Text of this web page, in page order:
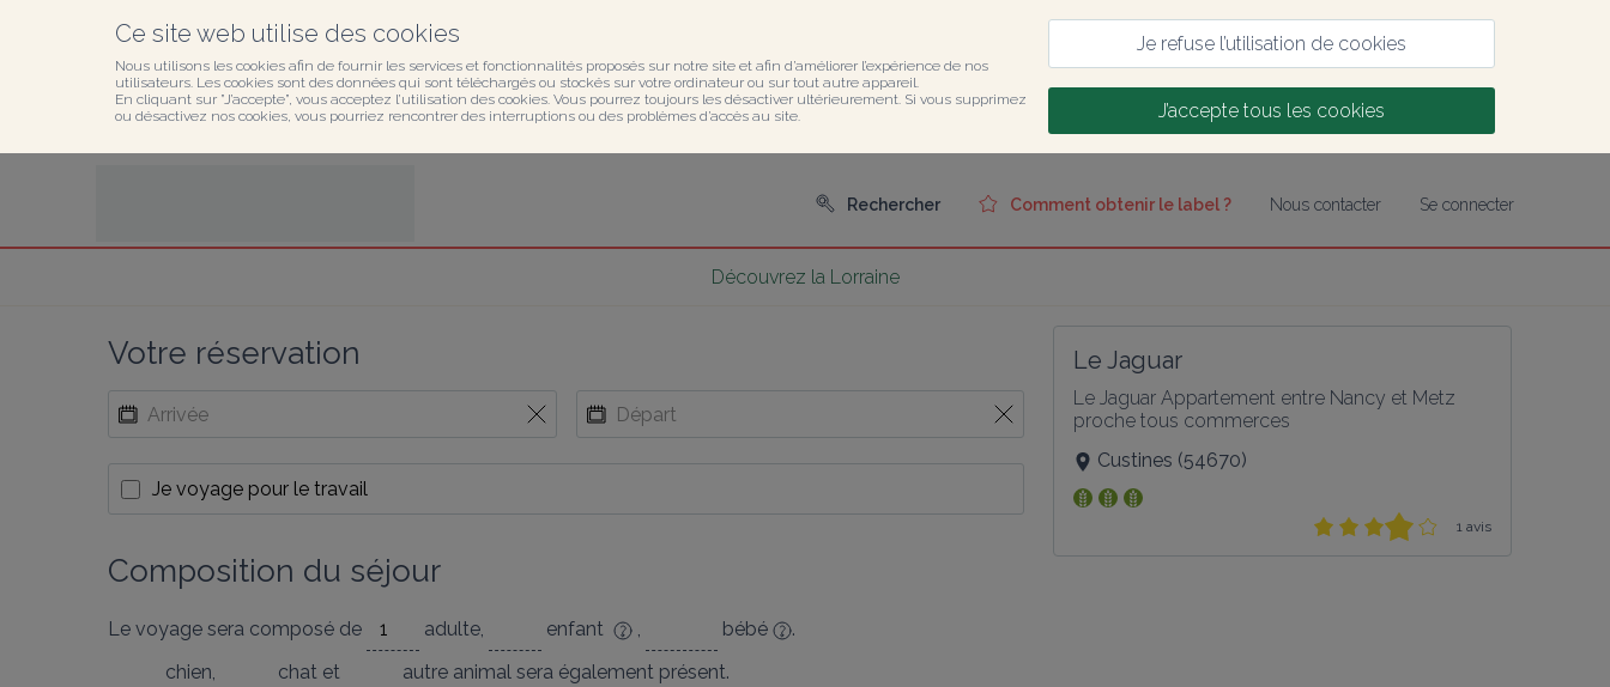
Ce site web utilise des cookies
Nous utilisons les cookies afin de fournir les services et fonctionnalités proposés sur notre site et afin d’améliorer l’expérience de nos
utilisateurs. Les cookies sont des données qui sont téléchargés ou stockés sur votre ordinateur ou sur tout autre appareil.
En cliquant sur ”J’accepte”, vous acceptez l’utilisation des cookies. Vous pourrez toujours les désactiver ultérieurement. Si vous supprimez
ou désactivez nos cookies, vous pourriez rencontrer des interruptions ou des problèmes d’accès au site.
Je refuse l’utilisation de cookies
J’accepte tous les cookies
Rechercher Comment obtenir le label ? Nous contacter Se connecter
Découvrez la Lorraine
Votre réservation
Je voyage pour le travail
Composition du séjour
Le voyage sera composé de adulte, enfant , bébé
.
chien, chat et autre animal sera également présent.
Le Jaguar
Le Jaguar Appartement entre Nancy et Metz
proche tous commerces
Custines (54670)
1 avis